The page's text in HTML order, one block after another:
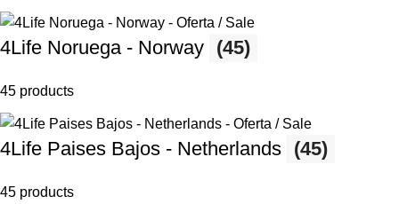
4Life Noruega - Norway (45)
45 products
4Life Paises Bajos - Netherlands (45)
45 products